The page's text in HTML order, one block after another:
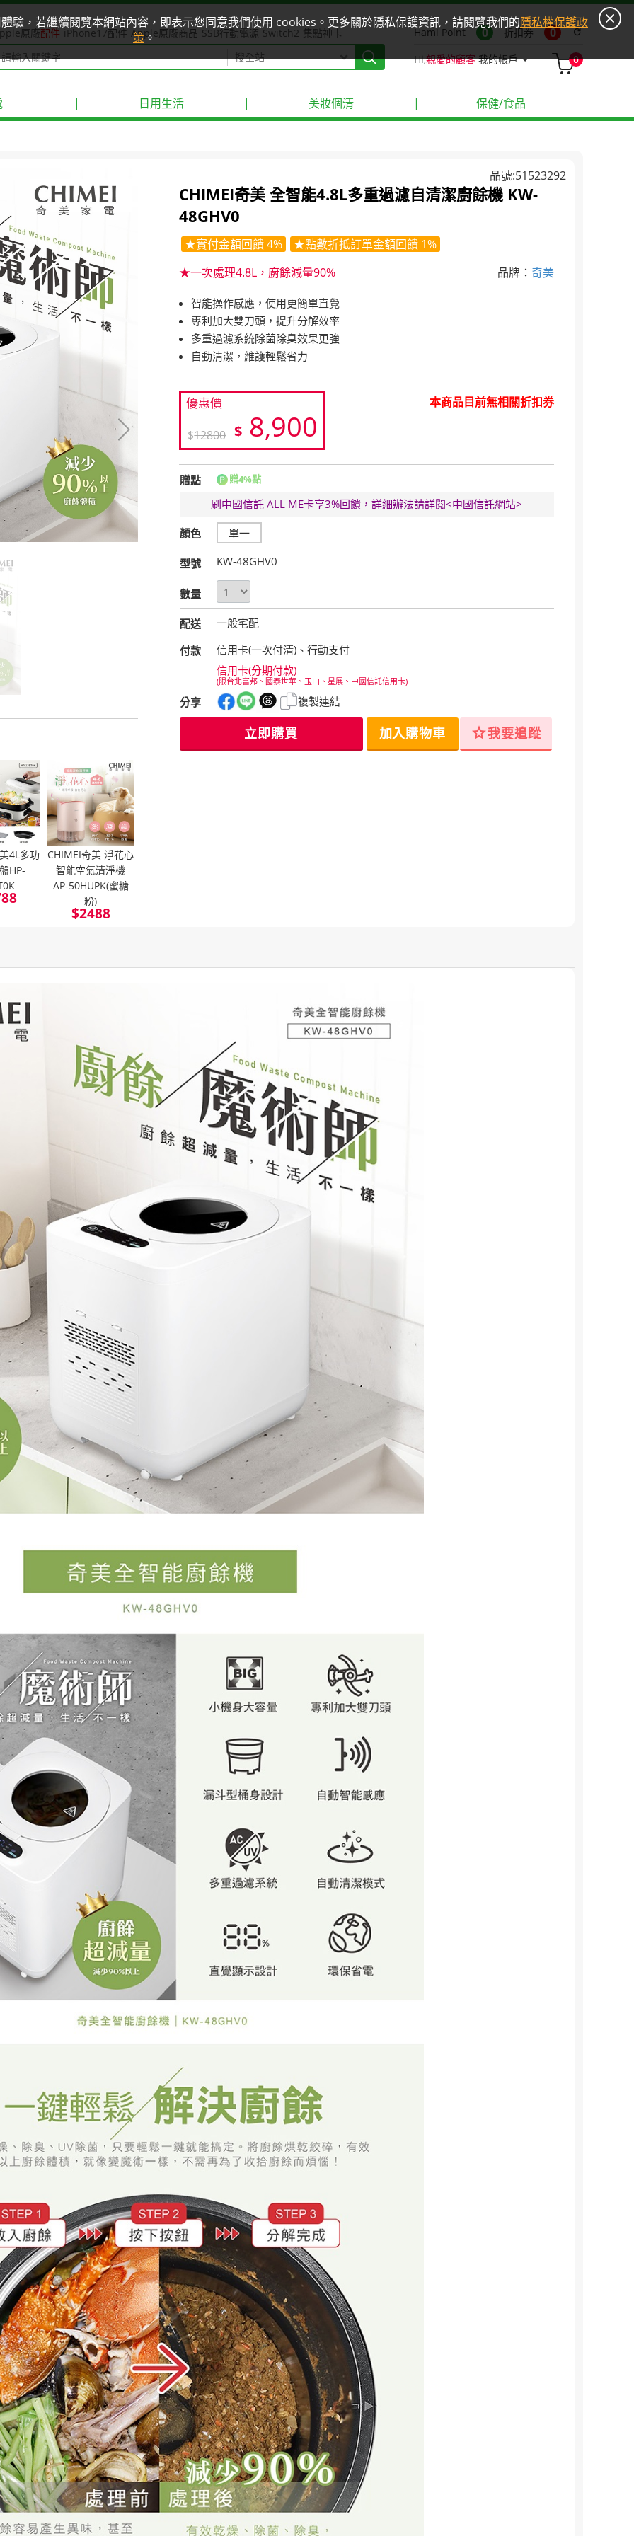
驗，若繼續閱覽本網站內容，即表示您同意我們使用 cookies。更多關於隱私保護資訊，請閱覽我們的隱私權保護政
策。
原廠配件 iPhone17配件 Apple原廠商品 SSB行動電源 Switch2 集點神卡 Hami Point 0 折扣券 0 refresh
Hi,親愛的顧客 我的帳戶 0
| 日用生活 | 美妝個清 | 保健/食品
品號:51523292
4L多功
HP-
CHIMEI奇美 淨花心
智能空氣清淨機
AP-50HUPK(蜜糖
粉)
$2488
CHIMEI奇美 全智能4.8L多重過濾自清潔廚餘機 KW-
48GHV0
★實付金額回饋 4%
★點數折抵訂單金額回饋 1%
★一次處理4.8L，廚餘減量90%
品牌： 奇美
智能操作感應，使用更簡單直覺
專利加大雙刀頭，提升分解效率
多重過濾系統除菌除臭效果更強
自動清潔，維護輕鬆省力
優惠價
$8,900
$12800
本商品目前無相關折扣券
贈點 贈4%點
刷中國信託 ALL ME卡享3%回饋，詳細辦法請詳閱<中國信託網站>
顏色 單一
型號 KW-48GHV0
數量
配送
一般宅配
付款
信用卡(一次付清)、行動支付
信用卡(分期付款)
(限台北富邦、國泰世華、玉山、星展、中國信託信用卡)
分享 複製連結
立即購買 加入購物車 star我要追蹤